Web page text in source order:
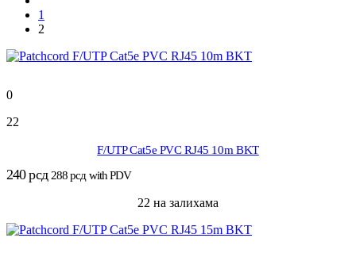
1
2
0
22
F/UTP Cat5e PVC RJ45 10m BKT
240рсд 288рсдwith PDV
22 на залихама